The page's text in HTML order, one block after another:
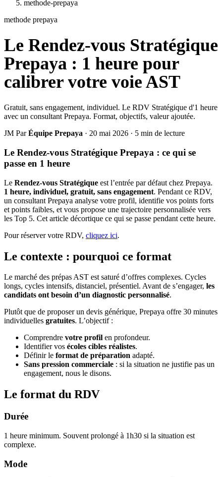
methode-prepaya
methode prepaya
Le Rendez-vous Stratégique
Prepaya : 1 heure pour
calibrer votre voie AST
Gratuit, sans engagement, individuel. Le RDV Stratégique d'1 heure
avec un consultant Prepaya. Format, objectifs, valeur ajoutée.
JM ParÉquipe Prepaya · 20 mai 2026 · 5 min de lecture
Le Rendez-vous Stratégique Prepaya : ce qui se
passe en 1 heure
Le Rendez-vous Stratégique est l’entrée par défaut chez Prepaya.
1 heure, individuel, gratuit, sans engagement. Pendant ce RDV,
un consultant Prepaya analyse votre profil, identifie vos points forts
et points faibles, et vous propose une trajectoire personnalisée vers
les Top 5. Cet article décortique ce qui se passe pendant cette heure.
Pour réserver votre RDV, cliquez ici.
Le contexte : pourquoi ce format
Le marché des prépas AST est saturé d’offres complexes. Cycles
longs, cycles intensifs, distanciel, présentiel. Avant de s’engager, les
candidats ont besoin d’un diagnostic personnalisé.
Plutôt que de proposer un devis générique, Prepaya offre 30 minutes
individuelles gratuites. L’objectif :
Comprendre votre profil en profondeur.
Identifier vos écoles cibles réalistes.
Définir le format de préparation adapté.
Sans pression commerciale : si la situation ne justifie pas un
engagement, nous le disons.
Le format du RDV
Durée
1 heure minimum. Souvent prolongé à 1h30 si la situation est
complexe.
Mode